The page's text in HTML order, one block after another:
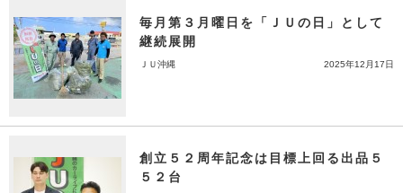
毎月第３月曜日を「ＪＵの日」として
継続展開
ＪＵ沖縄 2025年12月17日
創立５２周年記念は目標上回る出品５
５２台